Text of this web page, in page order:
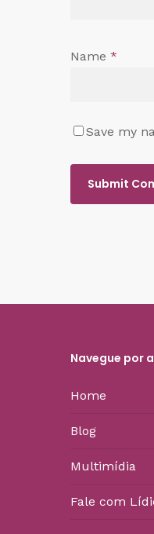
Name *
Save my
Navegue por
Home
Blog
Multimídia
Fale com